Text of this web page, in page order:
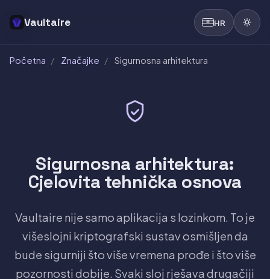
Vaultaire HR
Početna / Značajke / Sigurnosna arhitektura
Sigurnosna arhitektura:
Cjelovita tehnička osnova
Vaultaire nije samo aplikacija s lozinkom. To je
višeslojni kriptografski sustav osmišljen da
bude sigurniji što više vremena prođe i što više
pozornosti dobije. Svaki sloj rješava drugačiji